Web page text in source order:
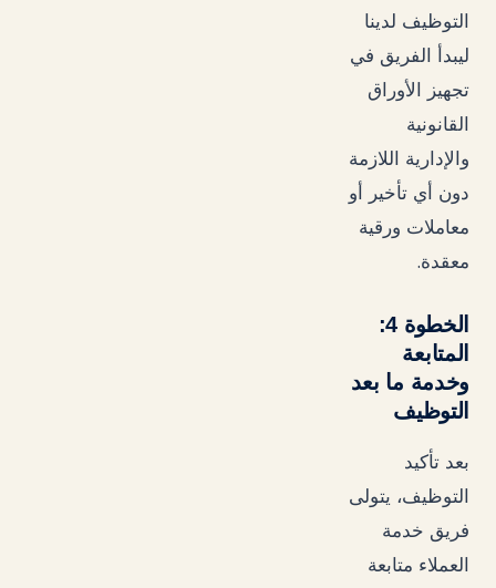
التوظيف لدينا
ليبدأ الفريق في
تجهيز الأوراق
القانونية
والإدارية اللازمة
دون أي تأخير أو
معاملات ورقية
معقدة.
الخطوة 4:
المتابعة
وخدمة ما بعد
التوظيف
بعد تأكيد
التوظيف، يتولى
فريق خدمة
العملاء متابعة